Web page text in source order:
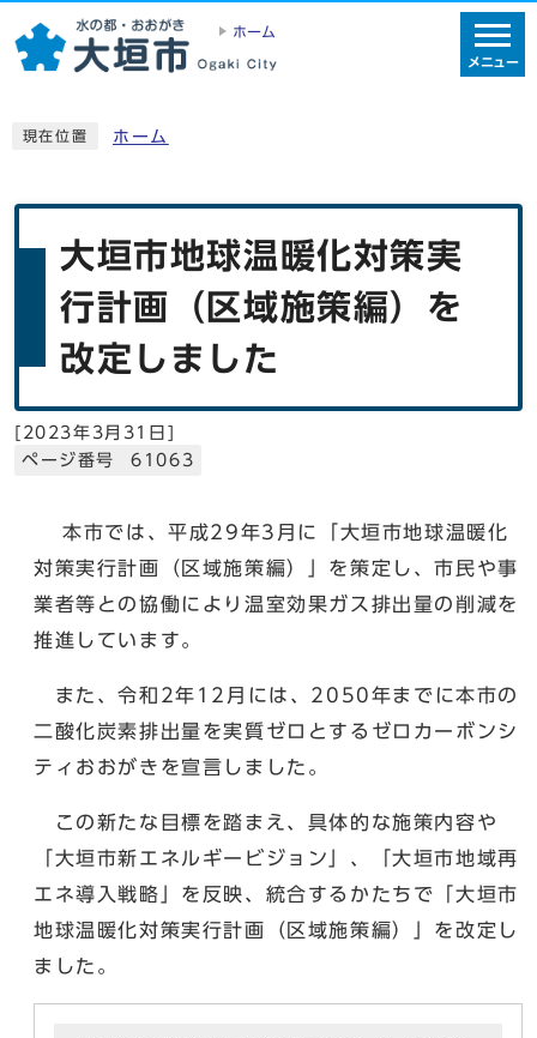
ホーム
メニュー
現在位置 ホーム
⼤垣市地球温暖化対策実
⾏計画（区域施策編）を
改定しました
[ 2023年3月31日 ]
ページ番号 61063
本市では、平成29年3⽉に「⼤垣市地球温暖化
対策実⾏計画（区域施策編）」を策定し、市⺠や事
業者等との協働により温室効果ガス排出量の削減を
推進しています。
また、令和2年12⽉には、2050年までに本市の
⼆酸化炭素排出量を実質ゼロとするゼロカーボンシ
ティおおがきを宣⾔しました。
この新たな⽬標を踏まえ、具体的な施策内容や
「⼤垣市新エネルギービジョン」、「⼤垣市地域再
エネ導⼊戦略」を反映、統合するかたちで「⼤垣市
地球温暖化対策実⾏計画（区域施策編）」を改定し
ました。